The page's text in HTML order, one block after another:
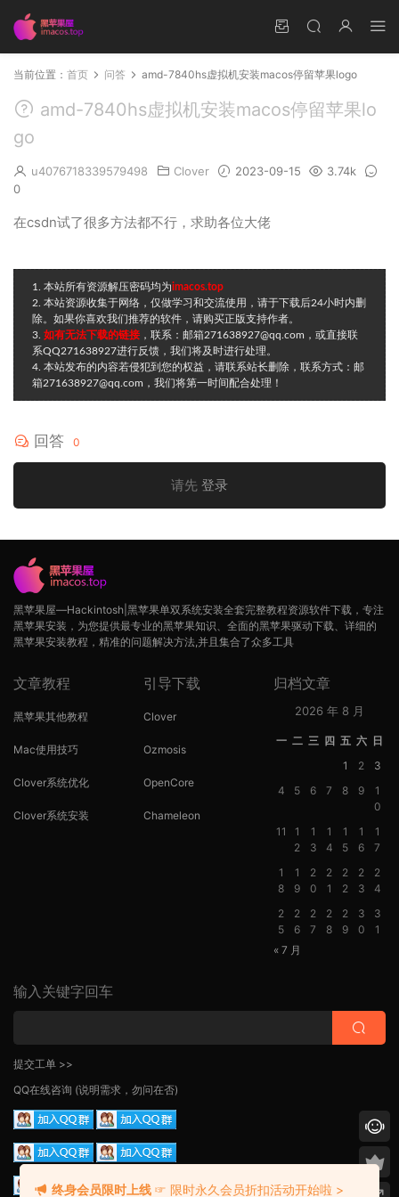
当前位置： 首页 问答 amd-7840hs虚拟机安装macos停留苹果logo
amd-7840hs虚拟机安装macos停留苹果lo
go
u4076718339579498 Clover 2023-09-15
3.74k
0
在csdn试了很多方法都不行，求助各位大佬
1. 本站所有资源解压密码均为imacos.top
2. 本站资源收集于网络，仅做学习和交流使用，请于下载后24小时内删
除。如果你喜欢我们推荐的软件，请购买正版支持作者。
3. 如有无法下载的链接 ，联系：邮箱271638927@qq.com，或直接联
系QQ271638927进行反馈，我们将及时进行处理。
4. 本站发布的内容若侵犯到您的权益，请联系站长删除，联系方式：邮
箱271638927@qq.com，我们将第一时间配合处理！
回答 0
请先 登录
黑苹果屋—Hackintosh|黑苹果单双系统安装全套完整教程资源软件下载，专注
黑苹果安装，为您提供最专业的黑苹果知识、全面的黑苹果驱动下载、详细的
黑苹果安装教程，精准的问题解决方法,并且集合了众多工具
文章教程
黑苹果其他教程
Mac使用技巧
Clover系统优化
Clover系统安装
引导下载
Clover
Ozmosis
OpenCore
Chameleon
归档文章
2026 年 8 月
一 二 三 四 五 六 日
1
2
3
4
5 6 7 8 9
1
0
11
1
2
1
3
1
4
1
5
1
6
1
7
1
8
1
9
2
0
2
1
2
2
2
3
2
4
2
5
2
6
2
7
2
8
2
9
3
0
3
1
« 7 月
输入关键字回车
提交工单 >>
QQ在线咨询 (说明需求，勿问在否)
终身会员限时上线 ☞ 限时永久会员折扣活动开始啦 >